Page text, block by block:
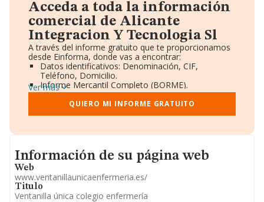
Acceda a toda la información
comercial de Alicante
Integracion Y Tecnologia Sl
A través del informe gratuito que te proporcionamos
desde Einforma, donde vas a encontrar:
Datos identificativos: Denominación, CIF,
Teléfono, Domicilio.
Informe Mercantil Completo (BORME).
Gráficos de Evolución Ventas y Empleados.
Consejo de Administración y Administradores.
Directivos y Ejecutivos.
Información oficial y registral complementaria.
Ver más
QUIERO MI INFORME GRATUITO
Informacion de su página web
Información de su página web
Web
www.ventanillaunicaenfermeria.es/
Titulo
Ventanilla única colegio enfermería